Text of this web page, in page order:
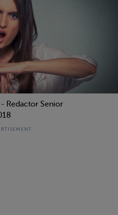
Redactor Senior